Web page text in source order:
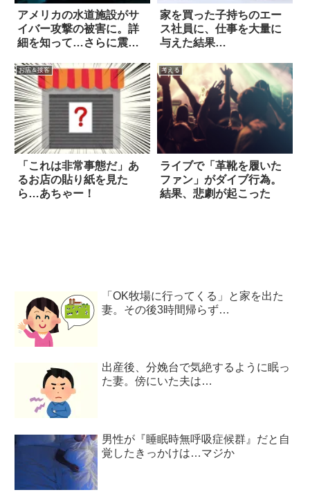
アメリカの水道施設がサ
イバー攻撃の被害に。詳
細を知って…さらに震え
家を買った子持ちのエー
ス社員に、仕事を大量に
与えた結果…
お店＆接客
「これは非常事態だ」あ
るお店の貼り紙を見た
ら…あちゃー！
考える
ライブで「革靴を履いた
ファン」がダイブ行為。
結果、悲劇が起こった
「OK牧場に行ってくる」と家を出た
妻。その後3時間帰らず…
出産後、分娩台で気絶するように眠っ
た妻。傍にいた夫は…
男性が『睡眠時無呼吸症候群』だと自
覚したきっかけは…マジか